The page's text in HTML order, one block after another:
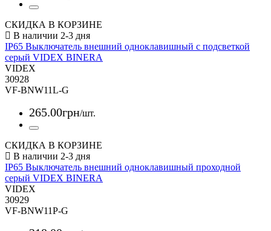
СКИДКА В КОРЗИНЕ
IP65 Выключатель внешний одноклавишный с подсветкой
серый VIDEX BINERA
VIDEX
30928
VF-BNW11L-G
265.00грн/шт.
СКИДКА В КОРЗИНЕ
IP65 Выключатель внешний одноклавишный проходной
серый VIDEX BINERA
VIDEX
30929
VF-BNW11P-G